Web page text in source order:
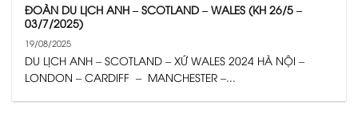
ĐOÀN DU LỊCH ANH – SCOTLAND – WALES (KH 26/5 –
03/7/2025)
19/08/2025
DU LỊCH ANH – SCOTLAND – XỨ WALES 2024 HÀ NỘI –
LONDON – CARDIFF – MANCHESTER –...